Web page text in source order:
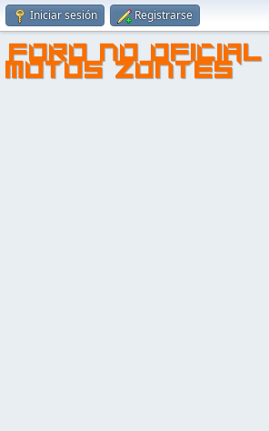
Iniciar sesión Registrarse
FORO NO OFICIAL
MOTOS ZONTES